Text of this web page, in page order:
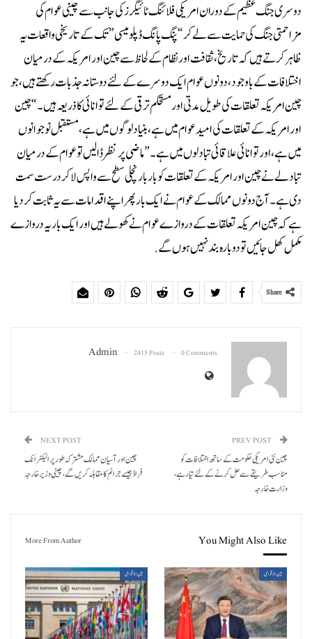
دوسری جنگ عظیم کے دوران امریکی فلائنگ ٹائیگرز کی جانب سے چینی عوام کی
مزاحمتی جنگ کی حمایت سے لے کر “پنگ پانگ ڈپلومیسی” تک کے تاریخی واقعات یہ
ظاہر کرتے ہیں کہ تاریخ، ثقافت اور نظام کے لحاظ سے چین اور امریکہ کے درمیان
اختلافات کے باوجود، دونوں عوام ایک دوسرے کے لئے دوستانہ جذبات رکھتے ہیں، جو
چین امریکہ تعلقات کی طویل مدتی اور مستحکم ترقی کے لئے توانائی کا ذریعہ ہیں ۔ “چین
اور امریکہ کے تعلقات کی امید عوام میں ہے، بنیاد لوگوں میں ہے، مستقبل نوجوانوں
میں ہے، اور توانائی علاقائی تبادلوں میں ہے۔” ماضی پر نظر ڈالیں تو عوام کے درمیان
تبادلے نے چین اور امریکہ کے تعلقات کو بار بار نچلی سطح سے واپس لا کر درست سمت
دی ہے ۔ آج دونوں ممالک کے عوام نے ایک بار پھر اپنے اقدامات سے یہ ثابت کر دیا
ہے کہ چین امریکہ تعلقات کے دروازے عوام نے کھولے ہیں اور ایک بار یہ دروازے
مکمل کھل جائیں تو دوبارہ بند نہیں ہوں گے .
Share
Admin 2415 Posts 0 Comments
چین نئی امریکی حکومت کے ساتھ اختلافات کو
مناسب طریقے سے حل کرنے کے لئے تیار ہے،
وزارت خارجہ
NEXT POST
چین اور آسیان ممالک مشترکہ طور پر الیکٹرانک
فراڈ جیسے جرائم کا مقابلہ کریں گے، چینی وزیر خارجہ
You Might Also Like
More From Author
بین الاقوامی بین الاقوامی